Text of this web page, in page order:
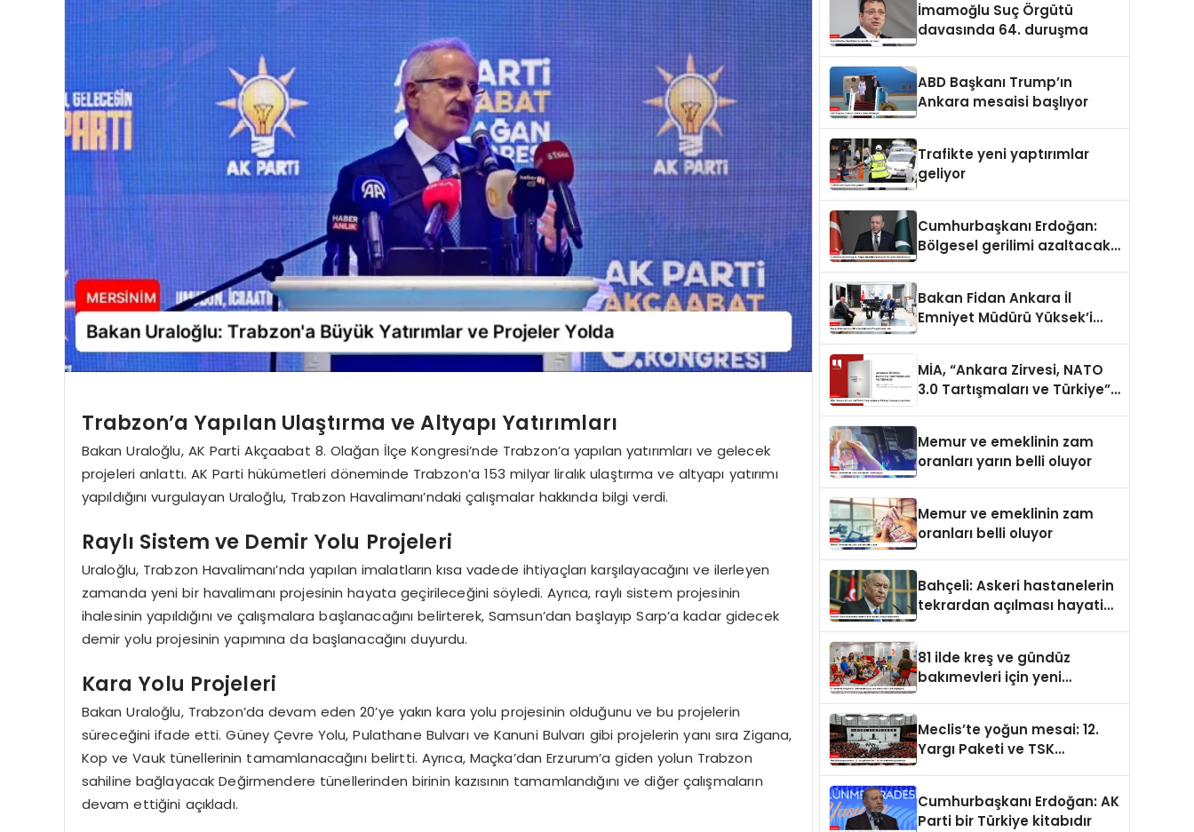
Trabzon’a Yapılan Ulaştırma ve Altyapı Yatırımları
Bakan Uraloğlu, AK Parti Akçaabat 8. Olağan İlçe Kongresi’nde Trabzon’a yapılan yatırımları ve gelecek
projeleri anlattı. AK Parti hükümetleri döneminde Trabzon’a 153 milyar liralık ulaştırma ve altyapı yatırımı
yapıldığını vurgulayan Uraloğlu, Trabzon Havalimanı’ndaki çalışmalar hakkında bilgi verdi.
Raylı Sistem ve Demir Yolu Projeleri
Uraloğlu, Trabzon Havalimanı’nda yapılan imalatların kısa vadede ihtiyaçları karşılayacağını ve ilerleyen
zamanda yeni bir havalimanı projesinin hayata geçirileceğini söyledi. Ayrıca, raylı sistem projesinin
ihalesinin yapıldığını ve çalışmalara başlanacağını belirterek, Samsun’dan başlayıp Sarp’a kadar gidecek
demir yolu projesinin yapımına da başlanacağını duyurdu.
Kara Yolu Projeleri
Bakan Uraloğlu, Trabzon’da devam eden 20’ye yakın kara yolu projesinin olduğunu ve bu projelerin
süreceğini ifade etti. Güney Çevre Yolu, Pulathane Bulvarı ve Kanuni Bulvarı gibi projelerin yanı sıra Zigana,
Kop ve Vauk tünellerinin tamamlanacağını belirtti. Ayrıca, Maçka’dan Erzurum’a giden yolun Trabzon
sahiline bağlayacak Değirmendere tünellerinden birinin kazısının tamamlandığını ve diğer çalışmaların
devam ettiğini açıkladı.
İmamoğlu Suç Örgütü
davasında 64. duruşma
ABD Başkanı Trump’ın
Ankara mesaisi başlıyor
Trafikte yeni yaptırımlar
geliyor
Cumhurbaşkanı Erdoğan:
Bölgesel gerilimi azaltacak
Bakan Fidan Ankara İl
Emniyet Müdürü Yüksek’i
MİA, “Ankara Zirvesi, NATO
3.0 Tartışmaları ve Türkiye”
Memur ve emeklinin zam
oranları yarın belli oluyor
Memur ve emeklinin zam
oranları belli oluyor
Bahçeli: Askeri hastanelerin
tekrardan açılması hayati
81 ilde kreş ve gündüz
bakımevleri için yeni
Meclis’te yoğun mesai: 12.
Yargı Paketi ve TSK
Cumhurbaşkanı Erdoğan: AK
Parti bir Türkiye kitabıdır